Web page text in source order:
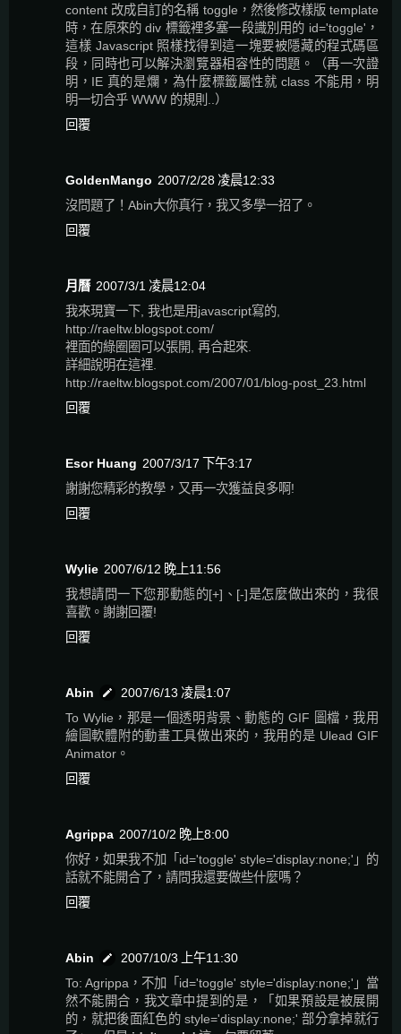
content 改成自訂的名稱 toggle，然後修改樣版 template
時，在原來的 div 標籤裡多塞一段識別用的 id='toggle'，
這樣 Javascript 照樣找得到這一塊要被隱藏的程式碼區
段，同時也可以解決瀏覽器相容性的問題。（再一次證
明，IE 真的是爛，為什麼標籤屬性就 class 不能用，明
明一切合乎 WWW 的規則..）
回覆
GoldenMango 2007/2/28 凌晨12:33
沒問題了！Abin大你真行，我又多學一招了。
回覆
月曆 2007/3/1 凌晨12:04
我來現寶一下, 我也是用javascript寫的,
http://raeltw.blogspot.com/
裡面的綠圈圈可以張開, 再合起來.
詳細說明在這裡.
http://raeltw.blogspot.com/2007/01/blog-post_23.html
回覆
Esor Huang 2007/3/17 下午3:17
謝謝您精彩的教學，又再一次獲益良多啊!
回覆
Wylie 2007/6/12 晚上11:56
我想請問一下您那動態的[+]、[-]是怎麼做出來的，我很
喜歡。謝謝回覆!
回覆
Abin
2007/6/13 凌晨1:07
To Wylie，那是一個透明背景、動態的 GIF 圖檔，我用
繪圖軟體附的動畫工具做出來的，我用的是 Ulead GIF
Animator。
回覆
Agrippa 2007/10/2 晚上8:00
你好，如果我不加「id='toggle' style='display:none;'」的
話就不能開合了，請問我還要做些什麼嗎？
回覆
Abin
2007/10/3 上午11:30
To: Agrippa，不加「id='toggle' style='display:none;'」當
然不能開合，我文章中提到的是，「如果預設是被展開
的，就把後面紅色的 style='display:none;' 部分拿掉就行